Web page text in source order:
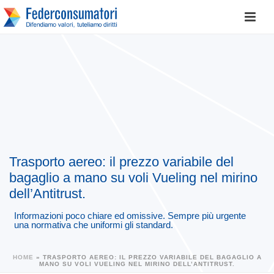
Trasporto aereo: il prezzo variabile del
bagaglio a mano su voli Vueling nel mirino
dell’Antitrust.
Informazioni poco chiare ed omissive. Sempre più urgente
una normativa che uniformi gli standard.
HOME » TRASPORTO AEREO: IL PREZZO VARIABILE DEL BAGAGLIO A
MANO SU VOLI VUELING NEL MIRINO DELL’ANTITRUST.